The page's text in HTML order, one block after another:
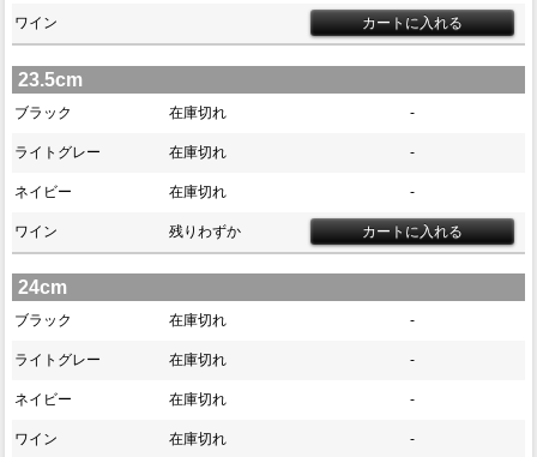
ワイン
23.5cm
ブラック 在庫切れ -
ライトグレー 在庫切れ -
ネイビー 在庫切れ -
ワイン 残りわずか
24cm
ブラック 在庫切れ -
ライトグレー 在庫切れ -
ネイビー 在庫切れ -
ワイン 在庫切れ -